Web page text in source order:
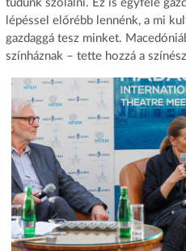
tudunk szólalni. Ez is egyféle
lépéssel előrébb lennénk, a mi
gazdaggá tesz minket.
színháznak – tette hozzá a